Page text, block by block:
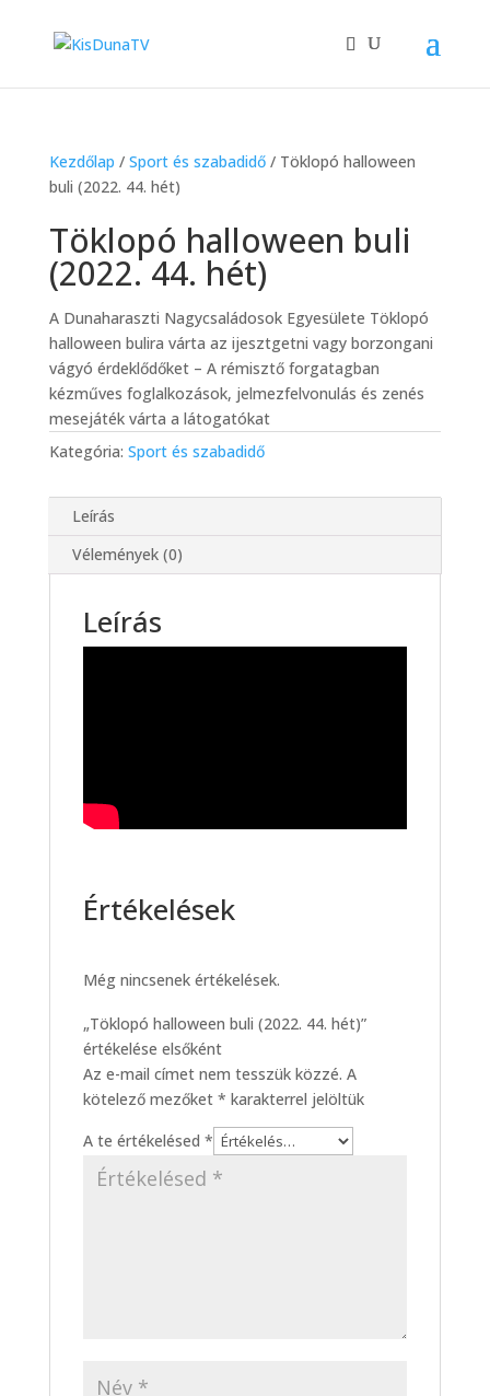
Kezdőlap / Sport és szabadidő/ Töklopó halloween
buli (2022. 44. hét)
Töklopó halloween buli
(2022. 44. hét)
A Dunaharaszti Nagycsaládosok Egyesülete Töklopó
halloween bulira várta az ijesztgetni vagy borzongani
vágyó érdeklődőket – A rémisztő forgatagban
kézműves foglalkozások, jelmezfelvonulás és zenés
mesejáték várta a látogatókat
Kategória: Sport és szabadidő
Leírás
Vélemények (0)
Leírás
Értékelések
Még nincsenek értékelések.
„Töklopó halloween buli (2022. 44. hét)”
értékelése elsőként
Az e-mail címet nem tesszük közzé. A
kötelező mezőket * karakterrel jelöltük
A te értékelésed *